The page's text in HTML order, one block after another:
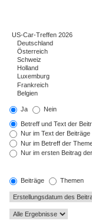
Ja Nein
Betreff und Text der
Nur im Text der Beiträge
Nur im Betreff der
Nur im ersten Beitrag
Beiträge Themen